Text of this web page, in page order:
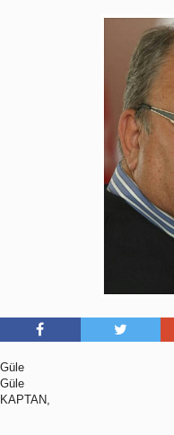
Güle
Güle
KAPTAN,